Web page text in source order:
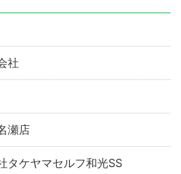
社
瀬店
タケヤマセルフ和光SS